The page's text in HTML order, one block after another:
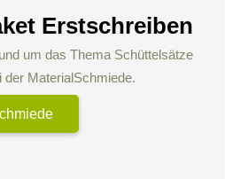
Erstschreiben
um das Thema Schüttelsätze
der MaterialSchmiede.